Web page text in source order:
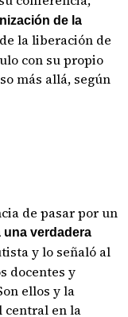
de la
la liberación de
con su propio
más allá, según
de pasar por un
una verdadera
y lo señaló al
docentes y
ellos y la
central en la